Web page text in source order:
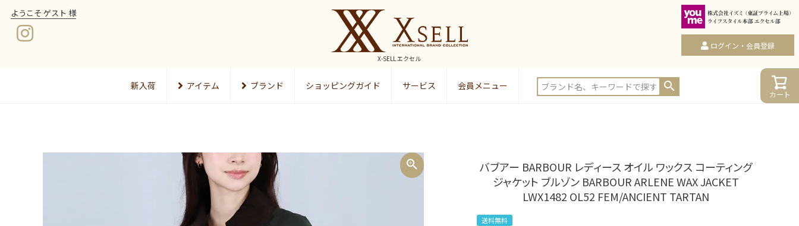
ようこそ ゲスト 様
X-SELL エクセル
ログイン・会員登録
新入荷 アイテム ブランド ショッピングガイド サービス 会員メニュー
検索
バブアー BARBOUR レディース オイル ワックス コーティング
ジャケット ブルゾン BARBOUR ARLENE WAX JACKET
LWX1482 OL52 FEM/ANCIENT TARTAN
送料無料
カート